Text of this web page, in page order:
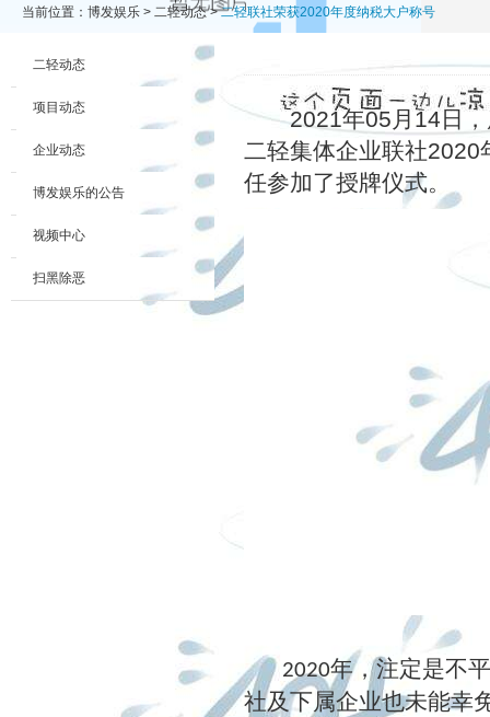
当前位置： 博发娱乐 > 二轻动态>二轻联社荣获2020年度纳税大户称号
二轻动态
项目动态
企业动态
博发娱乐的公告
视频中心
扫黑除恶
2021年05月 14 日
二轻集体企业联社2020
任参加了授牌仪式。
2020年，注定是不
社及下属企业也未能幸